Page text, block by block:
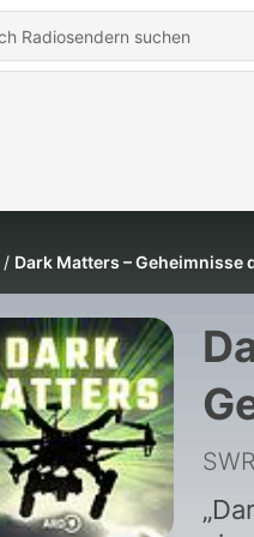
Dark Matters – Geheimnisse